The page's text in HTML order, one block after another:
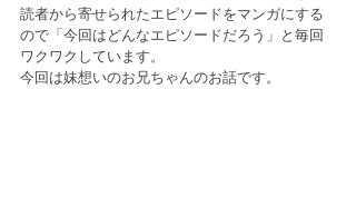
読者から寄せられたエピソードをマンガにする
ので「今回はどんなエピソードだろう」と毎回
ワクワクしています。
今回は妹想いのお兄ちゃんのお話です。